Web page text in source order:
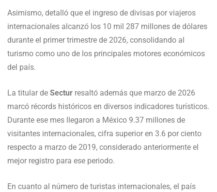
Asimismo, detalló que el ingreso de divisas por viajeros
internacionales alcanzó los 10 mil 287 millones de dólares
durante el primer trimestre de 2026, consolidando al
turismo como uno de los principales motores económicos
del país.
La titular de Sectur resaltó además que marzo de 2026
marcó récords históricos en diversos indicadores turísticos.
Durante ese mes llegaron a México 9.37 millones de
visitantes internacionales, cifra superior en 3.6 por ciento
respecto a marzo de 2019, considerado anteriormente el
mejor registro para ese periodo.
En cuanto al número de turistas internacionales, el país